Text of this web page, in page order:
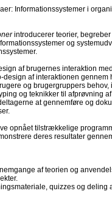
Informationssystemer i
introducerer teorier,
og
af brugernes interaktion
af interaktionen gennem
og brugergruppers behov,
og teknikker til afprøvning
at gennemføre og
opnået tilstrækkelige
deres resultater
af teorien og
quizzes og deling